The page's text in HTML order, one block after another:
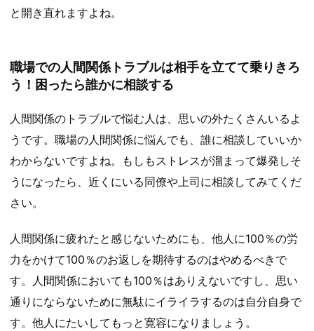
と開き直れますよね。
職場での人間関係トラブルは相手を立てて乗りきろ
う！困ったら誰かに相談する
人間関係のトラブルで悩む人は、思いの外たくさんいるよ
うです。職場の人間関係に悩んでも、誰に相談していいか
わからないですよね。もしもストレスが溜まって爆発しそ
うになったら、近くにいる同僚や上司に相談してみてくだ
さい。
人間関係に疲れたと感じないためにも、他人に100％の労
力をかけて100％のお返しを期待するのはやめるべきで
す。人間関係においても100％はありえないですし、思い
通りにならないために無駄にイライラするのは自分自身で
す。他人にたいしてもっと寛容になりましょう。